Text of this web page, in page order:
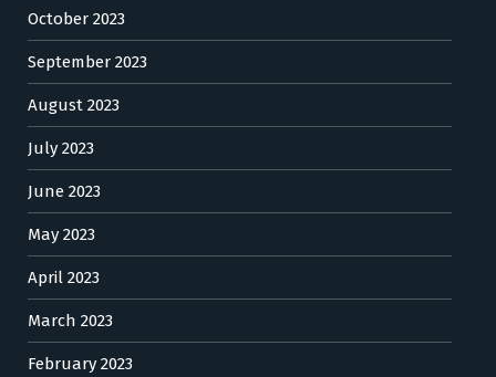
October 2023
September 2023
August 2023
July 2023
June 2023
May 2023
April 2023
March 2023
February 2023